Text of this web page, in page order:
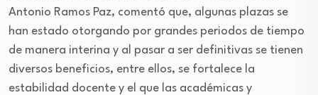
Antonio Ramos Paz, comentó que, algunas plazas se
han estado otorgando por grandes periodos de tiempo
de manera interina y al pasar a ser definitivas se tienen
diversos beneficios, entre ellos, se fortalece la
estabilidad docente y el que las académicas y